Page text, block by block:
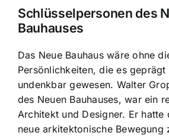
Schlüsselpersonen des
Bauhauses
Das Neue Bauhaus wäre ohne
Persönlichkeiten, die es geprägt
undenkbar gewesen. Walter
des Neuen Bauhauses, war ein
Architekt und Designer. Er hatte
neue arkitektonische Bewegung